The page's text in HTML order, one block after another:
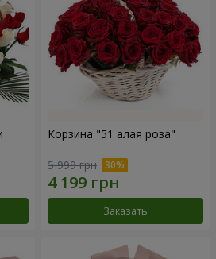
Корзина "51 алая роза"
5 999 грн
Заказать